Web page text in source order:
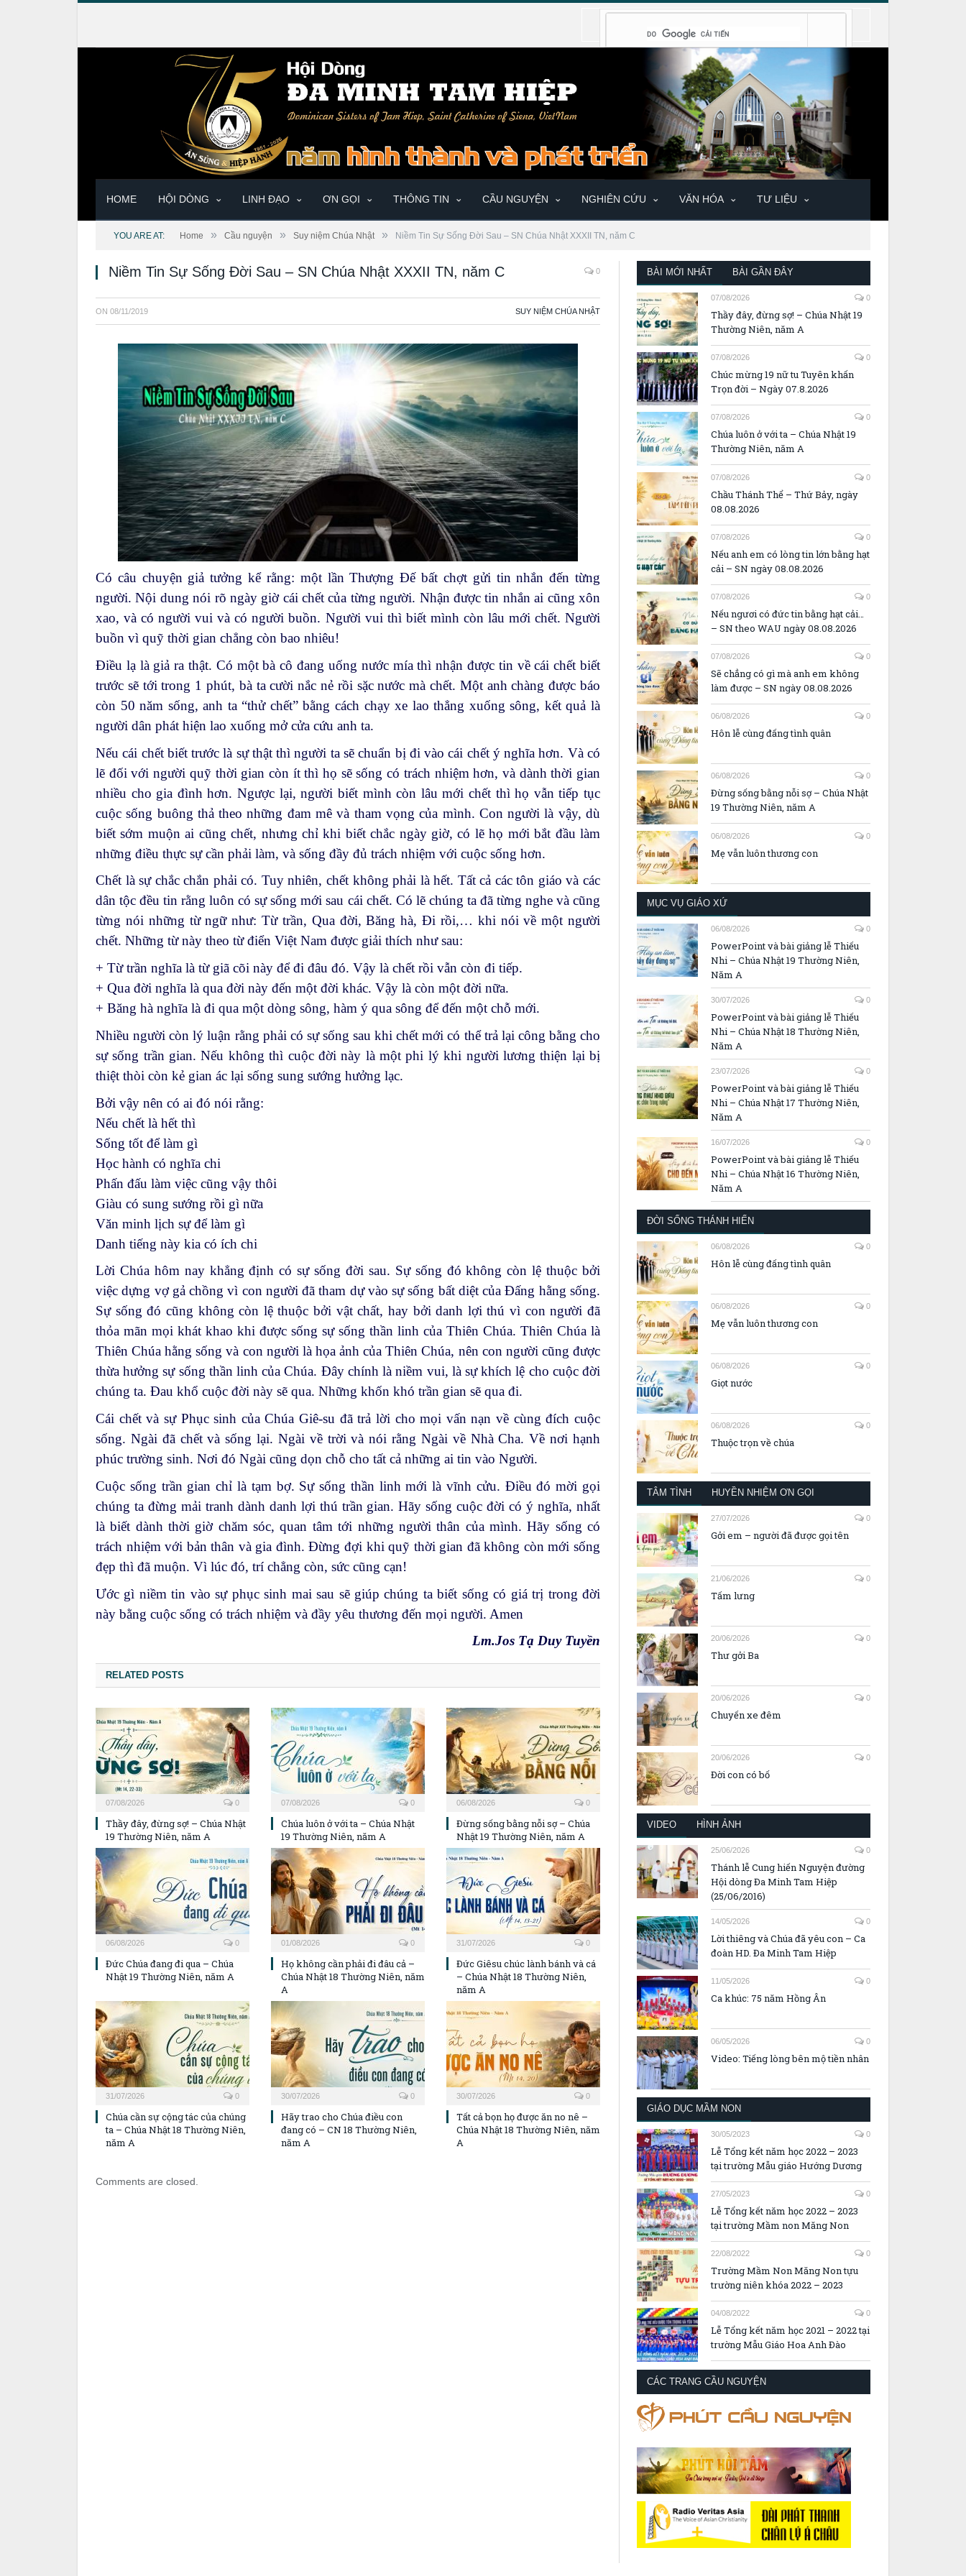
HOME HỘI DÒNG LINH ĐẠO ƠN GỌI THÔNG TIN CẦU NGUYỆN NGHIÊN CỨU VĂN HÓA TƯ LIỆU
YOU ARE AT: Home » Cầu nguyện » Suy niệm Chúa Nhật » Niềm Tin Sự Sống Đời Sau – SN Chúa Nhật XXXII TN, năm C
Niềm Tin Sự Sống Đời Sau – SN Chúa Nhật XXXII TN, năm C 0
ON 08/11/2019 SUY NIỆM CHÚA NHẬT
Có câu chuyện giả tưởng kể rằng: một lần Thượng Đế bất chợt gửi tin nhắn đến từng
người. Nội dung nói rõ ngày giờ cái chết của từng người. Nhận được tin nhắn ai cũng xôn
xao, và có người vui và có người buồn. Người vui thì biết mình còn lâu mới chết. Người
buồn vì quỹ thời gian chẳng còn bao nhiêu!
Điều lạ là giả ra thật. Có một bà cô đang uống nước mía thì nhận được tin về cái chết biết
trước sẽ tới trong 1 phút, bà ta cười nắc nẻ rồi sặc nước mà chết. Một anh chàng được báo
còn 50 năm sống, anh ta “thử chết” bằng cách chạy xe lao thẳng xuống sông, kết quả là
người dân phát hiện lao xuống mở cửa cứu anh ta.
Nếu cái chết biết trước là sự thật thì người ta sẽ chuẩn bị đi vào cái chết ý nghĩa hơn. Và có
lẽ đối với người quỹ thời gian còn ít thì họ sẽ sống có trách nhiệm hơn, và dành thời gian
nhiều cho gia đình hơn. Ngược lại, người biết mình còn lâu mới chết thì họ vẫn tiếp tục
cuộc sống buông thả theo những đam mê và tham vọng của mình. Con người là vậy, dù
biết sớm muộn ai cũng chết, nhưng chỉ khi biết chắc ngày giờ, có lẽ họ mới bắt đầu làm
những điều thực sự cần phải làm, và sống đầy đủ trách nhiệm với cuộc sống hơn.
Chết là sự chắc chắn phải có. Tuy nhiên, chết không phải là hết. Tất cả các tôn giáo và các
dân tộc đều tin rằng luôn có sự sống mới sau cái chết. Có lẽ chúng ta đã từng nghe và cũng
từng nói những từ ngữ như: Từ trần, Qua đời, Băng hà, Đi rồi,… khi nói về một người
chết. Những từ này theo từ điển Việt Nam được giải thích như sau:
+ Từ trần nghĩa là từ giã cõi này để đi đâu đó. Vậy là chết rồi vẫn còn đi tiếp.
+ Qua đời nghĩa là qua đời này đến một đời khác. Vậy là còn một đời nữa.
+ Băng hà nghĩa là đi qua một dòng sông, hàm ý qua sông để đến một chỗ mới.
Nhiều người còn lý luận rằng phải có sự sống sau khi chết mới có thể trả lại công bằng cho
sự sống trần gian. Nếu không thì cuộc đời này là một phi lý khi người lương thiện lại bị
thiệt thòi còn kẻ gian ác lại sống sung sướng hưởng lạc.
Bởi vậy nên có ai đó nói rằng:
Nếu chết là hết thì
Sống tốt để làm gì
Học hành có nghĩa chi
Phấn đấu làm việc cũng vậy thôi
Giàu có sung sướng rồi gì nữa
Văn minh lịch sự để làm gì
Danh tiếng này kia có ích chi
Lời Chúa hôm nay khẳng định có sự sống đời sau. Sự sống đó không còn lệ thuộc bởi
việc dựng vợ gả chồng vì con người đã tham dự vào sự sống bất diệt của Đấng hằng sống.
Sự sống đó cũng không còn lệ thuộc bởi vật chất, hay bởi danh lợi thú vì con người đã
thỏa mãn mọi khát khao khi được sống sự sống thần linh của Thiên Chúa. Thiên Chúa là
Thiên Chúa hằng sống và con người là họa ảnh của Thiên Chúa, nên con người cũng được
thừa hưởng sự sống thần linh của Chúa. Đây chính là niềm vui, là sự khích lệ cho cuộc đời
chúng ta. Đau khổ cuộc đời này sẽ qua. Những khốn khó trần gian sẽ qua đi.
Cái chết và sự Phục sinh của Chúa Giê-su đã trả lời cho mọi vấn nạn về cùng đích cuộc
sống. Ngài đã chết và sống lại. Ngài về trời và nói rằng Ngài về Nhà Cha. Về nơi hạnh
phúc trường sinh. Nơi đó Ngài cũng dọn chỗ cho tất cả những ai tin vào Người.
Cuộc sống trần gian chỉ là tạm bợ. Sự sống thần linh mới là vĩnh cửu. Điều đó mời gọi
chúng ta đừng mải tranh dành danh lợi thú trần gian. Hãy sống cuộc đời có ý nghĩa, nhất
là biết dành thời giờ chăm sóc, quan tâm tới những người thân của mình. Hãy sống có
trách nhiệm với bản thân và gia đình. Đừng đợi khi quỹ thời gian đã không còn mới sống
đẹp thì đã muộn. Vì lúc đó, trí chẳng còn, sức cũng cạn!
Ước gì niềm tin vào sự phục sinh mai sau sẽ giúp chúng ta biết sống có giá trị trong đời
này bằng cuộc sống có trách nhiệm và đầy yêu thương đến mọi người. Amen
Lm.Jos Tạ Duy Tuyền
RELATED POSTS
07/08/2026 0
Thầy đây, đừng sợ! – Chúa Nhật
19 Thường Niên, năm A
07/08/2026 0
Chúa luôn ở với ta – Chúa Nhật
19 Thường Niên, năm A
06/08/2026 0
Đừng sống bằng nỗi sợ – Chúa
Nhật 19 Thường Niên, năm A
06/08/2026 0
Đức Chúa đang đi qua – Chúa
Nhật 19 Thường Niên, năm A
01/08/2026 0
Họ không cần phải đi đâu cả –
Chúa Nhật 18 Thường Niên, năm
A
31/07/2026 0
Đức Giêsu chúc lành bánh và cá
– Chúa Nhật 18 Thường Niên,
năm A
31/07/2026 0
Chúa cần sự cộng tác của chúng
ta – Chúa Nhật 18 Thường Niên,
năm A
30/07/2026 0
Hãy trao cho Chúa điều con
đang có – CN 18 Thường Niên,
năm A
30/07/2026 0
Tất cả bọn họ được ăn no nê –
Chúa Nhật 18 Thường Niên, năm
A
Comments are closed.
BÀI MỚI NHẤT BÀI GẦN ĐÂY
07/08/2026 0
Thầy đây, đừng sợ! – Chúa Nhật 19
Thường Niên, năm A
07/08/2026 0
Chúc mừng 19 nữ tu Tuyên khấn
Trọn đời – Ngày 07.8.2026
07/08/2026 0
Chúa luôn ở với ta – Chúa Nhật 19
Thường Niên, năm A
07/08/2026 0
Chầu Thánh Thể – Thứ Bảy, ngày
08.08.2026
07/08/2026 0
Nếu anh em có lòng tin lớn bằng hạt
cải – SN ngày 08.08.2026
07/08/2026 0
Nếu ngươi có đức tin bằng hạt cải…
– SN theo WAU ngày 08.08.2026
07/08/2026 0
Sẽ chẳng có gì mà anh em không
làm được – SN ngày 08.08.2026
06/08/2026 0
Hôn lễ cùng đấng tình quân
06/08/2026 0
Đừng sống bằng nỗi sợ – Chúa Nhật
19 Thường Niên, năm A
06/08/2026 0
Mẹ vẫn luôn thương con
MỤC VỤ GIÁO XỨ
06/08/2026 0
PowerPoint và bài giảng lễ Thiếu
Nhi – Chúa Nhật 19 Thường Niên,
Năm A
30/07/2026 0
PowerPoint và bài giảng lễ Thiếu
Nhi – Chúa Nhật 18 Thường Niên,
Năm A
23/07/2026 0
PowerPoint và bài giảng lễ Thiếu
Nhi – Chúa Nhật 17 Thường Niên,
Năm A
16/07/2026 0
PowerPoint và bài giảng lễ Thiếu
Nhi – Chúa Nhật 16 Thường Niên,
Năm A
ĐỜI SỐNG THÁNH HIẾN
06/08/2026 0
Hôn lễ cùng đấng tình quân
06/08/2026 0
Mẹ vẫn luôn thương con
06/08/2026 0
Giọt nước
06/08/2026 0
Thuộc trọn về chúa
TÂM TÌNH HUYỀN NHIỆM ƠN GỌI
27/07/2026 0
Gởi em – người đã được gọi tên
21/06/2026 0
Tấm lưng
20/06/2026 0
Thư gởi Ba
20/06/2026 0
Chuyến xe đêm
20/06/2026 0
Đời con có bố
VIDEO HÌNH ẢNH
25/06/2026 0
Thánh lễ Cung hiến Nguyện đường
Hội dòng Đa Minh Tam Hiệp
(25/06/2016)
14/05/2026 0
Lời thiêng và Chúa đã yêu con – Ca
đoàn HD. Đa Minh Tam Hiệp
11/05/2026 0
Ca khúc: 75 năm Hồng Ân
06/05/2026 0
Video: Tiếng lòng bên mộ tiền nhân
GIÁO DỤC MẦM NON
30/05/2023 0
Lễ Tổng kết năm học 2022 – 2023
tại trường Mẫu giáo Hướng Dương
27/05/2023 0
Lễ Tổng kết năm học 2022 – 2023
tại trường Mầm non Măng Non
22/08/2022 0
Trường Mầm Non Măng Non tựu
trường niên khóa 2022 – 2023
04/08/2022 0
Lễ Tổng kết năm học 2021 – 2022 tại
trường Mẫu Giáo Hoa Anh Đào
CÁC TRANG CẦU NGUYỆN